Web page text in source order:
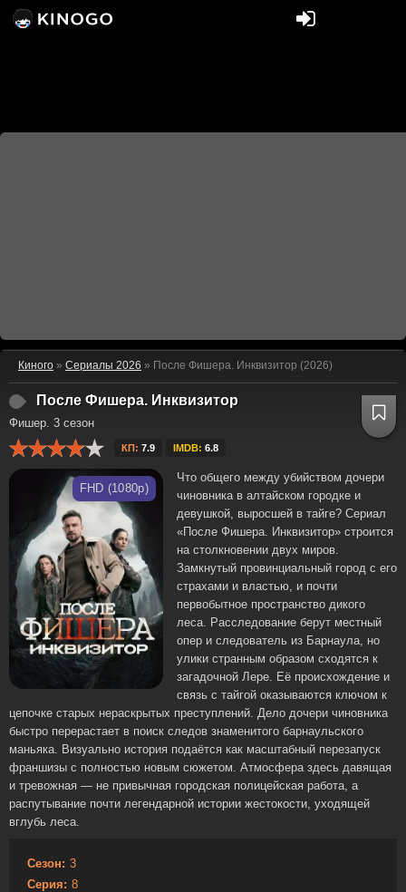
Киного » Сериалы 2026 » После Фишера. Инквизитор (2026)
После Фишера. Инквизитор
Фишер. 3 сезон
КП: 7.9 IMDB: 6.8
FHD (1080p)
Что общего между убийством дочери
чиновника в алтайском городке и
девушкой, выросшей в тайге? Сериал
«После Фишера. Инквизитор» строится
на столкновении двух миров.
Замкнутый провинциальный город с его
страхами и властью, и почти
первобытное пространство дикого
леса. Расследование берут местный
опер и следователь из Барнаула, но
улики странным образом сходятся к
загадочной Лере. Её происхождение и
связь с тайгой оказываются ключом к
цепочке старых нераскрытых преступлений. Дело дочери чиновника
быстро перерастает в поиск следов знаменитого барнаульского
маньяка. Визуально история подаётся как масштабный перезапуск
франшизы с полностью новым сюжетом. Атмосфера здесь давящая
и тревожная — не привычная городская полицейская работа, а
распутывание почти легендарной истории жестокости, уходящей
вглубь леса.
Сезон: 3
Серия: 8